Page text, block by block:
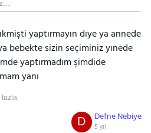
yaptırmayın dıye ya annede
bebekte sizin seçiminiz yınede
yaptırmadım şimdide
yanı
fazla
Defne Nebiye
5 yıl
D